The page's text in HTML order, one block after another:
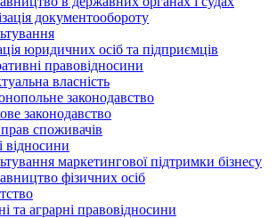
документообороту
юридичних осіб та підприємців
правовідносини
власність
законодавство
законодавство
споживачів
відносини
маркетингової підтримки бізнесу
фізичних осіб
та аграрні правовідносини